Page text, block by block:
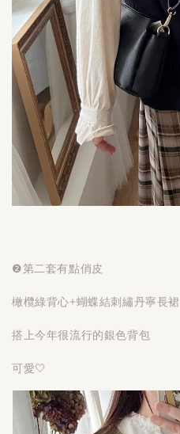
❷第二套有點俏皮
橄欖綠背心+蝴蝶結刺繡丹寧長裙
搭上今年很流行的銀色背包
可愛🤍